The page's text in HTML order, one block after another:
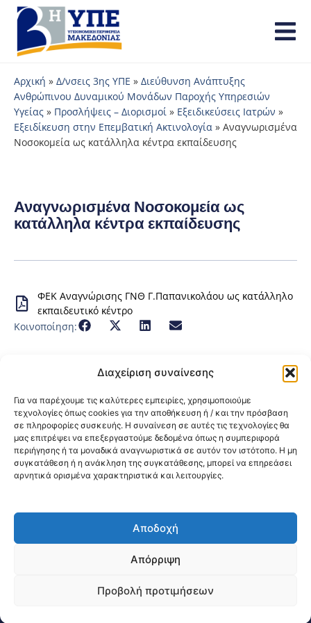
Διαχείριση συναίνεσης
Για να παρέχουμε τις καλύτερες εμπειρίες, χρησιμοποιούμε
τεχνολογίες όπως cookies για την αποθήκευση ή / και την πρόσβαση
σε πληροφορίες συσκευής. Η συναίνεση σε αυτές τις τεχνολογίες θα
μας επιτρέψει να επεξεργαστούμε δεδομένα όπως η συμπεριφορά
περιήγησης ή τα μοναδικά αναγνωριστικά σε αυτόν τον ιστότοπο. Η μη
συγκατάθεση ή η ανάκληση της συγκατάθεσης, μπορεί να επηρεάσει
αρνητικά ορισμένα χαρακτηριστικά και λειτουργίες.
Αποδοχή
Απόρριψη
Προβολή προτιμήσεων
Αρχική » Δ/νσεις 3ης ΥΠΕ » Διεύθυνση Ανάπτυξης
Ανθρώπινου Δυναμικού Μονάδων Παροχής Υπηρεσιών
Υγείας » Προσλήψεις – Διορισμοί » Εξειδικεύσεις Ιατρών »
Εξειδίκευση στην Επεμβατική Ακτινολογία » Αναγνωρισμένα
Νοσοκομεία ως κατάλληλα κέντρα εκπαίδευσης
Αναγνωρισμένα Νοσοκομεία ως
κατάλληλα κέντρα εκπαίδευσης
ΦΕΚ Αναγνώρισης ΓΝΘ Γ.Παπανικολάου ως κατάλληλο
εκπαιδευτικό κέντρο
Κοινοποίηση:
@2026 3ype.gr All rights reserved
Θεσσαλονίκη, ΕλλάδαΤηλ: +30 2311 226 200
00129 Website Visits: 1595630